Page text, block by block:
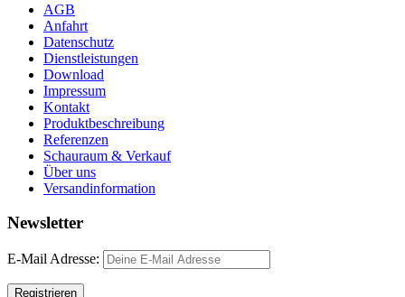
AGB
Anfahrt
Datenschutz
Dienstleistungen
Download
Impressum
Kontakt
Produktbeschreibung
Referenzen
Schauraum & Verkauf
Über uns
Versandinformation
Newsletter
E-Mail Adresse: